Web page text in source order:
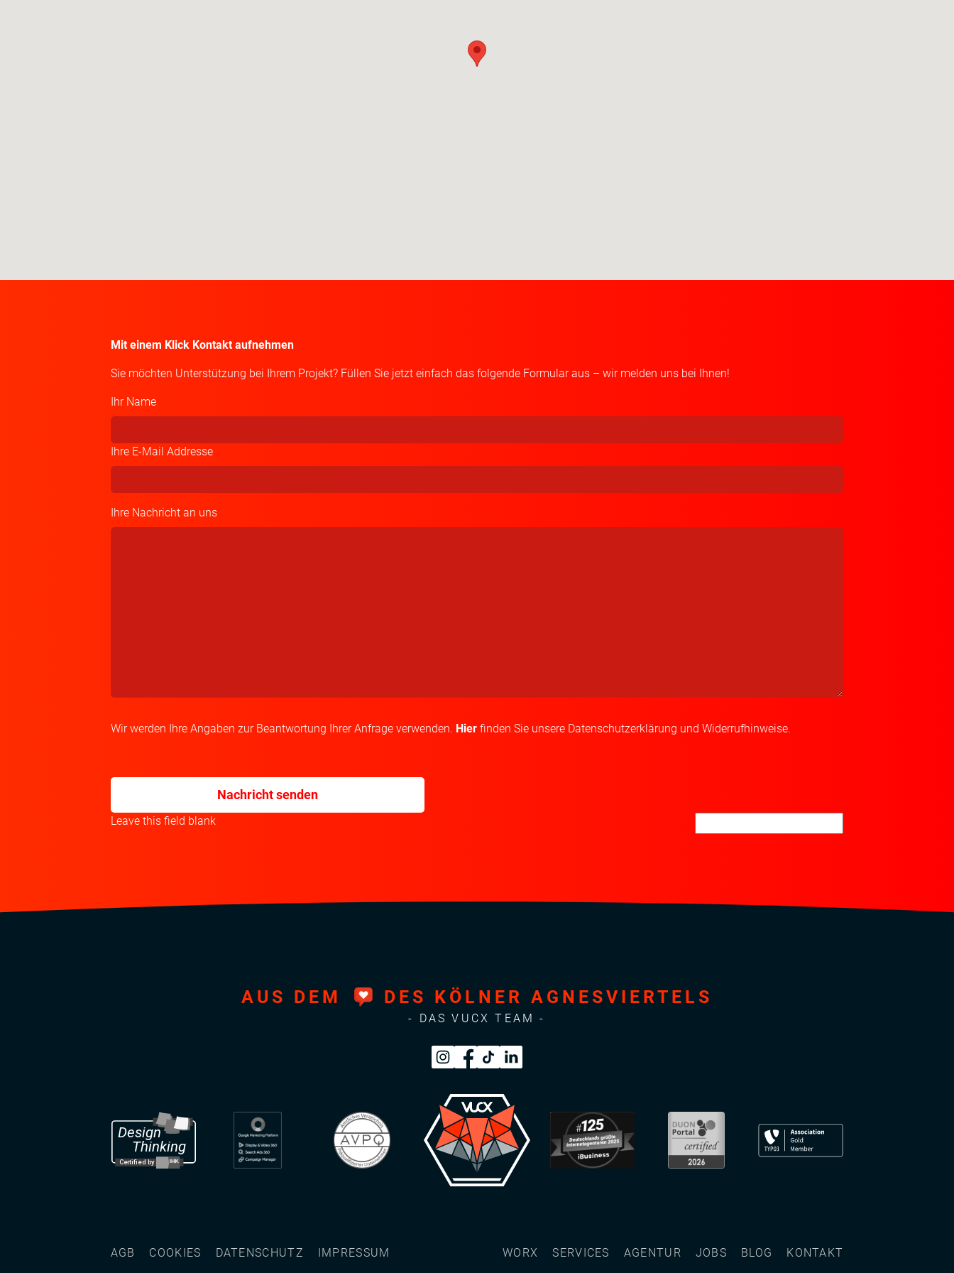
Mit einem Klick Kontakt aufnehmen
Sie möchten Unterstützung bei Ihrem Projekt? Füllen Sie jetzt einfach das folgende Formular aus – wir melden uns bei Ihnen!
Ihr Name
Ihre E-Mail Addresse
Ihre Nachricht an uns
Wir werden Ihre Angaben zur Beantwortung Ihrer Anfrage verwenden. Hierfinden Sie unsere Datenschutzerklärung und Widerrufhinweise.
Leave this field blank
AUS DEM DES KÖLNER AGNESVIERTELS
- DAS VUCX TEAM -
AGB COOKIES DATENSCHUTZ IMPRESSUM WORX SERVICES AGENTUR JOBS BLOG KONTAKT